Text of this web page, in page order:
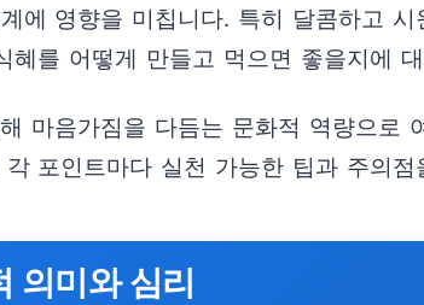
에 영향을 미칩니다. 특히 달콤하고
를 어떻게 만들고 먹으면 좋을지에
마음가짐을 다듬는 문화적 역량으로
포인트마다 실천 가능한 팁과 주의점
의미와 심리